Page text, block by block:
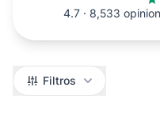
4.7 · 8,533
Filtros Filtros